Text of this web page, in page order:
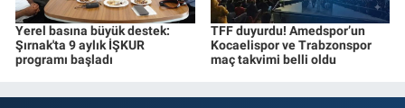
Yerel basına büyük destek:
Şırnak'ta 9 aylık İŞKUR
programı başladı
TFF duyurdu! Amedspor’un
Kocaelispor ve Trabzonspor
maç takvimi belli oldu